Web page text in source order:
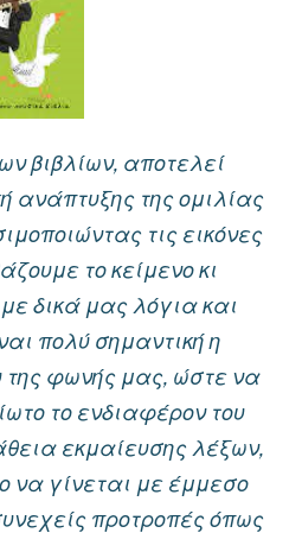
βιβλίων, αποτελεί
ανάπτυξης της ομιλίας
τις εικόνες
το κείμενο κι
δικά μας λόγια και
πολύ σημαντική η
της φωνής μας, ώστε να
το ενδιαφέρον του
εκμαίευσης λέξων,
να γίνεται με έμμεσο
προτροπές όπως